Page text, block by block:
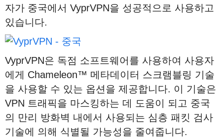
자가 중국에서 VyprVPN을 성공적으로 사용하고
있습니다.
VyprVPN은 독점 소프트웨어를 사용하여 사용자
에게 Chameleon™ 메타데이터 스크램블링 기술
을 사용할 수 있는 옵션을 제공합니다. 이 기술은
VPN 트래픽을 마스킹하는 데 도움이 되고 중국
의 만리 방화벽 내에서 사용되는 심층 패킷 검사
기술에 의해 식별될 가능성을 줄여줍니다.